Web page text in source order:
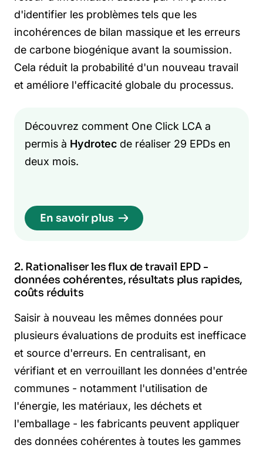
d'identifier les problèmes tels que les
incohérences de bilan massique et les erreurs
de carbone biogénique avant la soumission.
Cela réduit la probabilité d'un nouveau travail
et améliore l'efficacité globale du processus.
Découvrez comment One Click LCA a
permis à Hydrotecde réaliser 29 EPDs en
deux mois.
En savoir plus
2. Rationaliser les flux de travail EPD -
données cohérentes, résultats plus rapides,
coûts réduits
Saisir à nouveau les mêmes données pour
plusieurs évaluations de produits est inefficace
et source d'erreurs. En centralisant, en
vérifiant et en verrouillant les données d'entrée
communes - notamment l'utilisation de
l'énergie, les matériaux, les déchets et
l'emballage - les fabricants peuvent appliquer
des données cohérentes à toutes les gammes